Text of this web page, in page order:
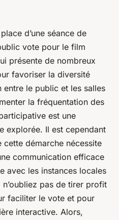
d’une séance de
vote pour le film
présente de nombreux
favoriser la diversité
le public et les salles
la fréquentation des
est une
explorée. Il est cependant
démarche nécessite
communication efficace
avec les instances locales
pas de tirer profit
faciliter le vote et pour
interactive. Alors,